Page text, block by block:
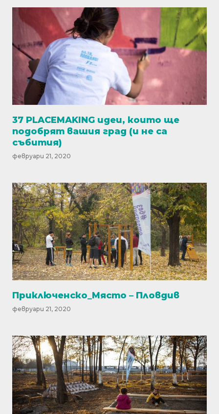
37 PLACEMAKING идеи, които ще
подобрят вашия град (и не са
събития)
февруари 21, 2020
Приключенско_Място – Пловдив
февруари 21, 2020